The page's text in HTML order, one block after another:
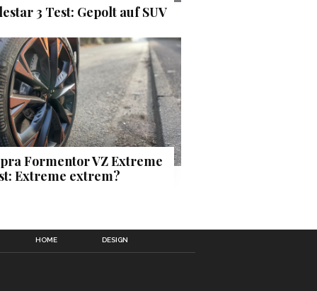
3 Test: Gepolt auf SUV
Formentor VZ Extreme
Extreme extrem?
HOME DESIGN